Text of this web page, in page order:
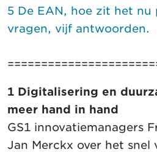
5 De EAN, hoe zit het nu
vragen, vijf antwoorden.
1 Digitalisering en
meer hand in hand
GS1 innovatiemanagers
Jan Merckx over het snel